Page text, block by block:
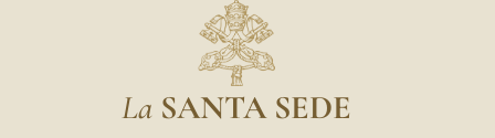
La SANTA SEDE